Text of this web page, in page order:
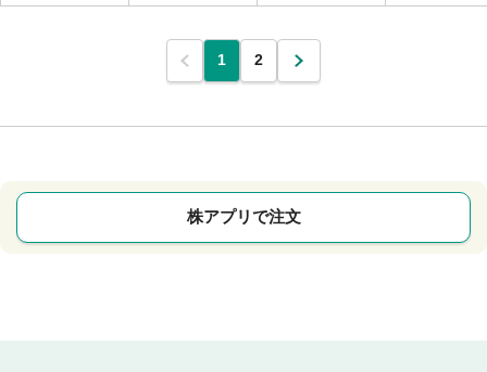
1 2
株アプリで注文